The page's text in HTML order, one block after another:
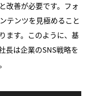
改善が必要です。フォ
テンツを見極めること
ます。このように、基
長は企業のSNS戦略を